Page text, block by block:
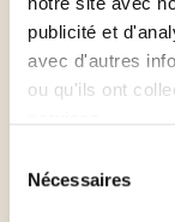
publicité et
avec d'autres
ou qu'ils ont
Nécessaires
Répartissez
A déguster